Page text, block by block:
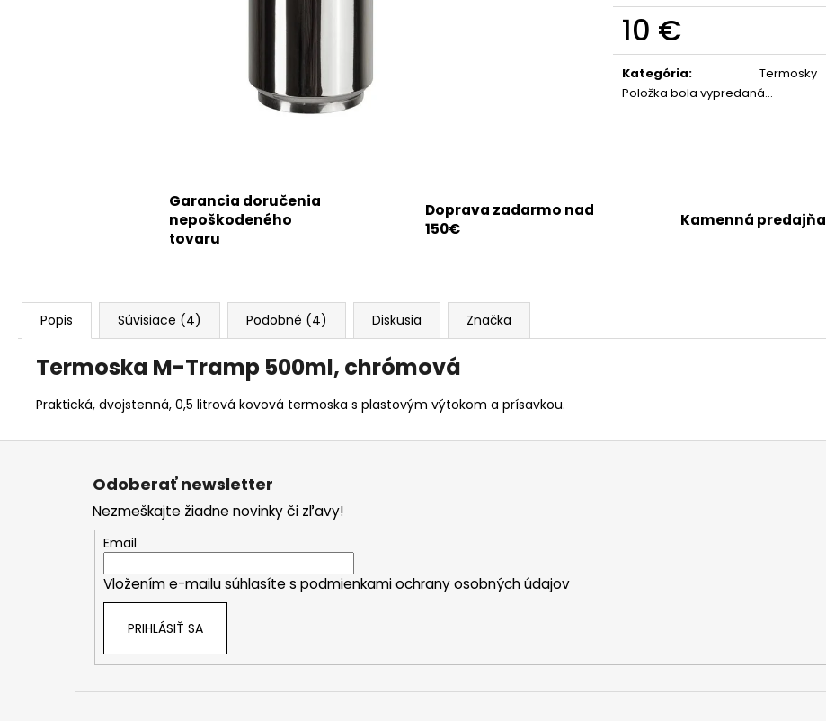
10 €
Jednotková
cena:
Kategória:
Termosky
Položka bola vypredaná…
Garancia doručenia
nepoškodeného
tovaru
Doprava zadarmo nad
150€
Kamenná predajňa
Popis Súvisiace (4) Podobné (4) Diskusia Značka
Termoska M-Tramp 500ml, chrómová
Praktická, dvojstenná, 0,5 litrová kovová termoska s plastovým výtokom a prísavkou.
Odoberať newsletter
Nezmeškajte žiadne novinky či zľavy!
Email
Vložením e-mailu súhlasíte s podmienkami ochrany osobných údajov
PRIHLÁSIŤ SA